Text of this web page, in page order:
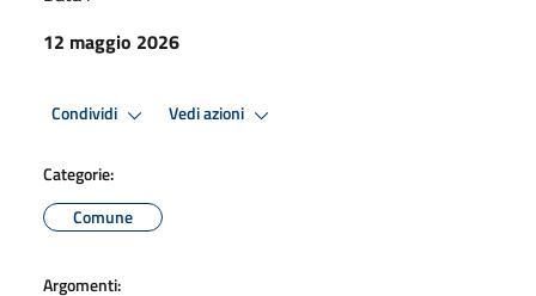
12 maggio 2026
Condividi Vedi azioni
Categorie:
Comune
Argomenti: